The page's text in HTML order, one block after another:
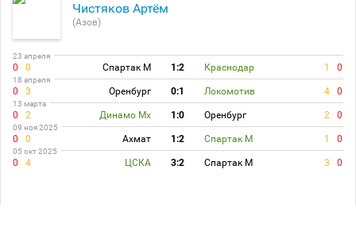
Чистяков Артём
(Азов)
23 апреля
0 0 Спартак М 1:2 Краснодар 1 0
18 апреля
0 3 Оренбург 0:1 Локомотив 4 0
13 марта
0 2 Динамо Мх 1:0 Оренбург 2 0
09 ноя 2025
0 0 Ахмат 1:2 Спартак М 1 0
05 окт 2025
0 4 ЦСКА 3:2 Спартак М 3 0